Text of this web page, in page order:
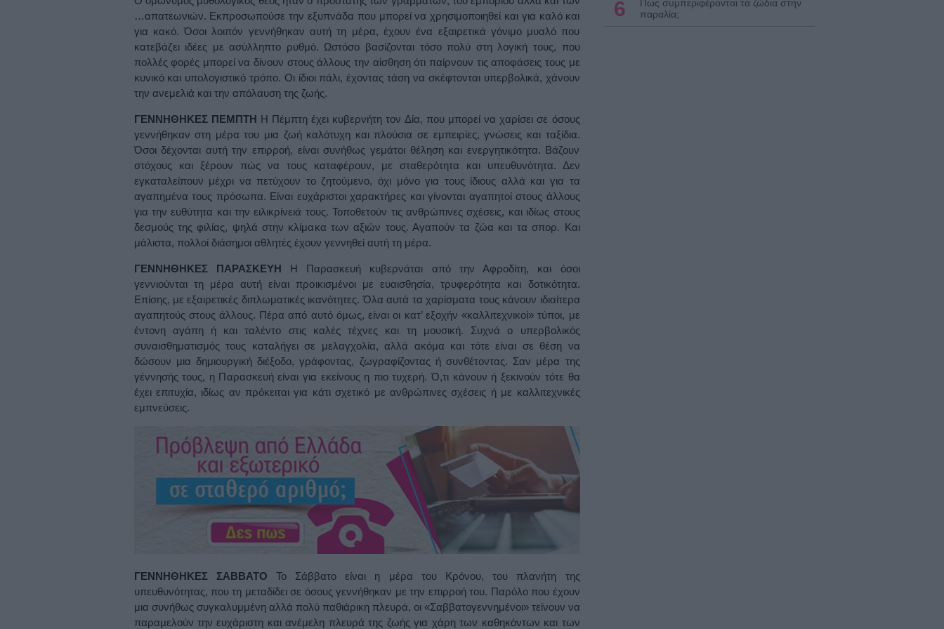
…απατεωνιών. Εκπροσωπούσε την εξυπνάδα που μπορεί να χρησιμοποιηθεί και για καλό και
για κακό. Όσοι λοιπόν γεννήθηκαν αυτή τη μέρα, έχουν ένα εξαιρετικά γόνιμο μυαλό που
κατεβάζει ιδέες με ασύλληπτο ρυθμό. Ωστόσο βασίζονται τόσο πολύ στη λογική τους, που
πολλές φορές μπορεί να δίνουν στους άλλους την αίσθηση ότι παίρνουν τις αποφάσεις τους με
κυνικό και υπολογιστικό τρόπο. Οι ίδιοι πάλι, έχοντας τάση να σκέφτονται υπερβολικά, χάνουν
την ανεμελιά και την απόλαυση της ζωής.
ΓΕΝΝΗΘΗΚΕΣ ΠΕΜΠΤΗ Η Πέμπτη έχει κυβερνήτη τον Δία, που μπορεί να χαρίσει σε όσους
γεννήθηκαν στη μέρα του μια ζωή καλότυχη και πλούσια σε εμπειρίες, γνώσεις και ταξίδια.
Όσοι δέχονται αυτή την επιρροή, είναι συνήθως γεμάτοι θέληση και ενεργητικότητα. Βάζουν
στόχους και ξέρουν πώς να τους καταφέρουν, με σταθερότητα και υπευθυνότητα. Δεν
εγκαταλείπουν μέχρι να πετύχουν το ζητούμενο, όχι μόνο για τους ίδιους αλλά και για τα
αγαπημένα τους πρόσωπα. Είναι ευχάριστοι χαρακτήρες και γίνονται αγαπητοί στους άλλους
για την ευθύτητα και την ειλικρίνειά τους. Τοποθετούν τις ανθρώπινες σχέσεις, και ιδίως στους
δεσμούς της φιλίας, ψηλά στην κλίμακα των αξιών τους. Αγαπούν τα ζώα και τα σπορ. Και
μάλιστα, πολλοί διάσημοι αθλητές έχουν γεννηθεί αυτή τη μέρα.
ΓΕΝΝΗΘΗΚΕΣ ΠΑΡΑΣΚΕΥΗ Η Παρασκευή κυβερνάται από την Αφροδίτη, και όσοι
γεννιούνται τη μέρα αυτή είναι προικισμένοι με ευαισθησία, τρυφερότητα και δοτικότητα.
Επίσης, με εξαιρετικές διπλωματικές ικανότητες. Όλα αυτά τα χαρίσματα τους κάνουν ιδιαίτερα
αγαπητούς στους άλλους. Πέρα από αυτό όμως, είναι οι κατ’ εξοχήν «καλλιτεχνικοί» τύποι, με
έντονη αγάπη ή και ταλέντο στις καλές τέχνες και τη μουσική. Συχνά ο υπερβολικός
συναισθηματισμός τους καταλήγει σε μελαγχολία, αλλά ακόμα και τότε είναι σε θέση να
δώσουν μια δημιουργική διέξοδο, γράφοντας, ζωγραφίζοντας ή συνθέτοντας. Σαν μέρα της
γέννησής τους, η Παρασκευή είναι για εκείνους η πιο τυχερή. Ό,τι κάνουν ή ξεκινούν τότε θα
έχει επιτυχία, ιδίως αν πρόκειται για κάτι σχετικό με ανθρώπινες σχέσεις ή με καλλιτεχνικές
εμπνεύσεις.
ΓΕΝΝΗΘΗΚΕΣ ΣΑΒΒΑΤΟ Το Σάββατο είναι η μέρα του Κρόνου, του πλανήτη της
υπευθυνότητας, που τη μεταδίδει σε όσους γεννήθηκαν με την επιρροή του. Παρόλο που έχουν
μια συνήθως συγκαλυμμένη αλλά πολύ παθιάρικη πλευρά, οι «Σαββατογεννημένοι» τείνουν να
παραμελούν την ευχάριστη και ανέμελη πλευρά της ζωής για χάρη των καθηκόντων και των
6
Πως συμπεριφέρονται τα ζώδια στην
παραλία;